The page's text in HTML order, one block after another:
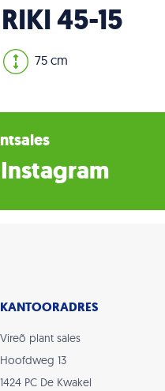
45-15
75 cm
KANTOORADRES
Vireõ plant sales
Hoofdweg 13
1424 PC De Kwakel